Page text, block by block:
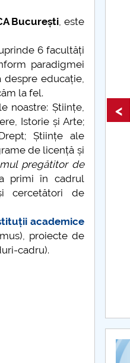
București, este
6 facultăți
paradigmei
despre educație,
la fel.
Științe,
Istorie și Arte;
Științe ale
de licență și
pregătitor de
primi în cadrul
cercetători de
academice
proiecte de
cadru).
se pot plăti
mai multe informatii...
<